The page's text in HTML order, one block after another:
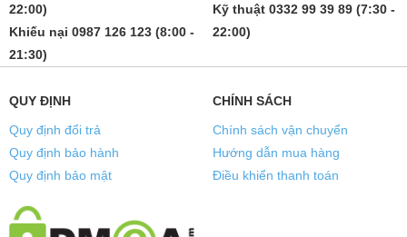
22:00)
Khiếu nại 0987 126 123 (8:00 -
21:30)
Kỹ thuật 0332 99 39 89 (7:30 -
22:00)
QUY ĐỊNH
Quy định đổi trả
Quy định bảo hành
Quy định bảo mật
CHÍNH SÁCH
Chính sách vận chuyển
Hướng dẫn mua hàng
Điều khiển thanh toán